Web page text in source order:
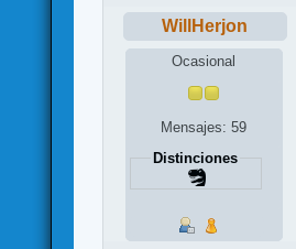
WillHerjon
Ocasional
Mensajes: 59
Distinciones